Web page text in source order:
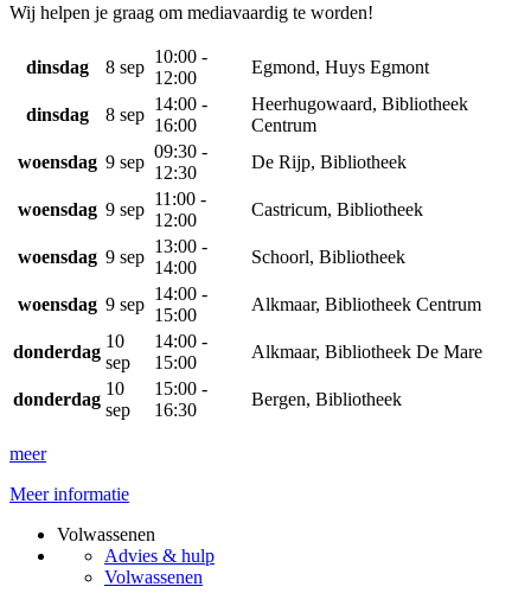
Wij helpen je graag om mediavaardig te worden!
dinsdag 8 sep
10:00 -
12:00
Egmond, Huys Egmont
dinsdag 8 sep
14:00 -
16:00
Heerhugowaard, Bibliotheek
Centrum
woensdag 9 sep
09:30 -
12:30
De Rijp, Bibliotheek
woensdag 9 sep
11:00 -
12:00
Castricum, Bibliotheek
woensdag 9 sep
13:00 -
14:00
Schoorl, Bibliotheek
woensdag 9 sep
14:00 -
15:00
Alkmaar, Bibliotheek Centrum
donderdag
10
sep
14:00 -
15:00
Alkmaar, Bibliotheek De Mare
donderdag
10
sep
15:00 -
16:30
Bergen, Bibliotheek
meer
Meer informatie
Volwassenen
Advies & hulp
Volwassenen